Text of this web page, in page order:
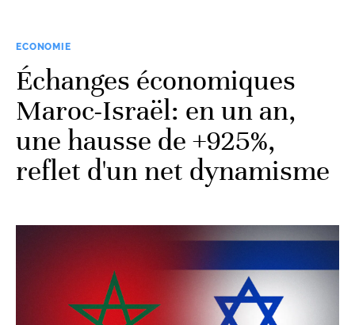
ECONOMIE
Échanges économiques
Maroc-Israël: en un an,
une hausse de +925%,
reflet d'un net dynamisme